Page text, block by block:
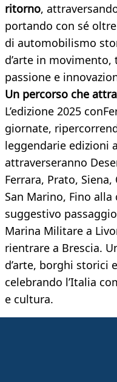
ritorno,
portando con sé oltre
di automobilismo
d’arte in
passione e
Un percorso che
L’edizione 2025
giornate,
leggendarie edizioni
attraverseranno
Ferrara, Prato,
San Marino, Fino
suggestivo
Marina Militare a
rientrare a Brescia.
d’arte, borghi storici
celebrando l’Italia
e cultura.